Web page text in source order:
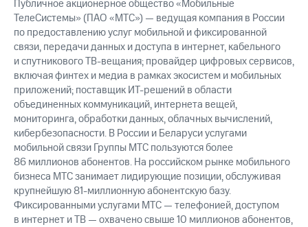
Регистратор
Реквизиты
Контакты
развитие
деловая этика
На главную
Публичное акционерное общество «Мобильные
ТелеСистемы» (ПАО «МТС») — ведущая компания в России
по предоставлению услуг мобильной и фиксированной
связи, передачи данных и доступа в интернет, кабельного
и спутникового ТВ-вещания; провайдер цифровых сервисов,
включая финтех и медиа в рамках экосистем и мобильных
приложений; поставщик ИТ-решений в области
объединенных коммуникаций, интернета вещей,
мониторинга, обработки данных, облачных вычислений,
кибербезопасности. В России и Беларуси услугами
мобильной связи Группы МТС пользуются более
86 миллионов абонентов. На российском рынке мобильного
бизнеса МТС занимает лидирующие позиции, обслуживая
крупнейшую 81-миллионную абонентскую базу.
Фиксированными услугами МТС — телефонией, доступом
в интернет и ТВ — охвачено свыше 10 миллионов абонентов,